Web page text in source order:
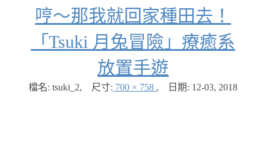
哼～那我就回家種田去！
「Tsuki 月兔冒險」療癒系
放置手遊
檔名: tsuki_2, 尺寸: 700 × 758 , 日期: 12-03, 2018